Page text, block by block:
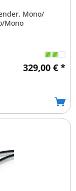
Mono/
Mono
329,00 € *